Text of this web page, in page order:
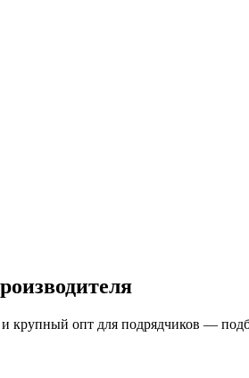
крупный опт для подрядчиков —